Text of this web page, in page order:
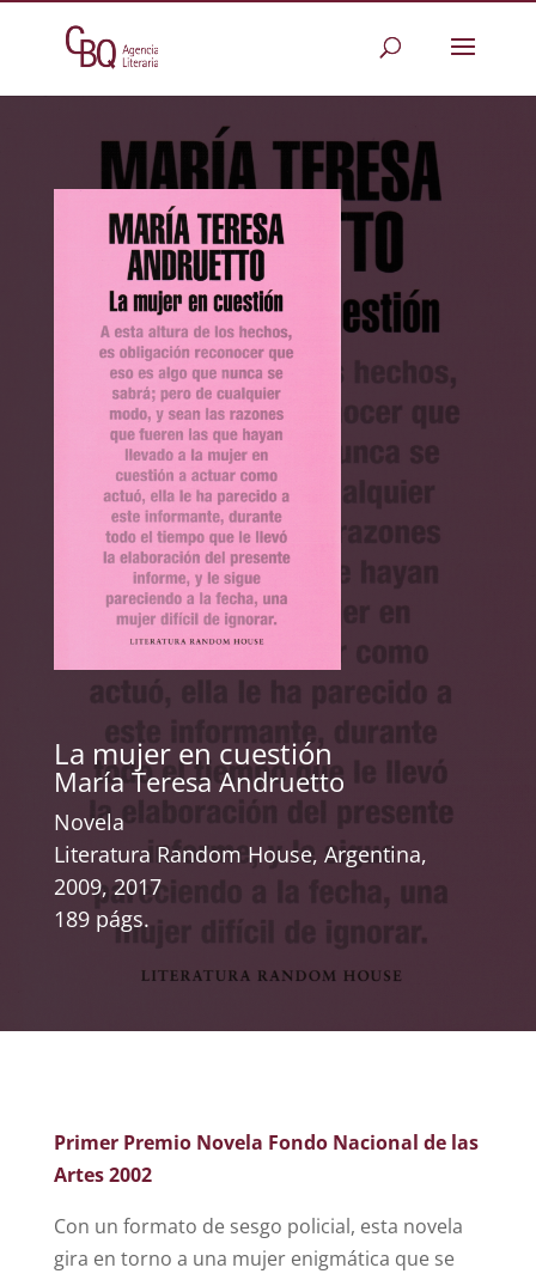
La mujer en cuestión
María Teresa Andruetto
Novela
Literatura Random House, Argentina,
2009, 2017
189 págs.
Primer Premio Novela Fondo Nacional de las
Artes 2002
Con un formato de sesgo policial, esta novela
gira en torno a una mujer enigmática que se